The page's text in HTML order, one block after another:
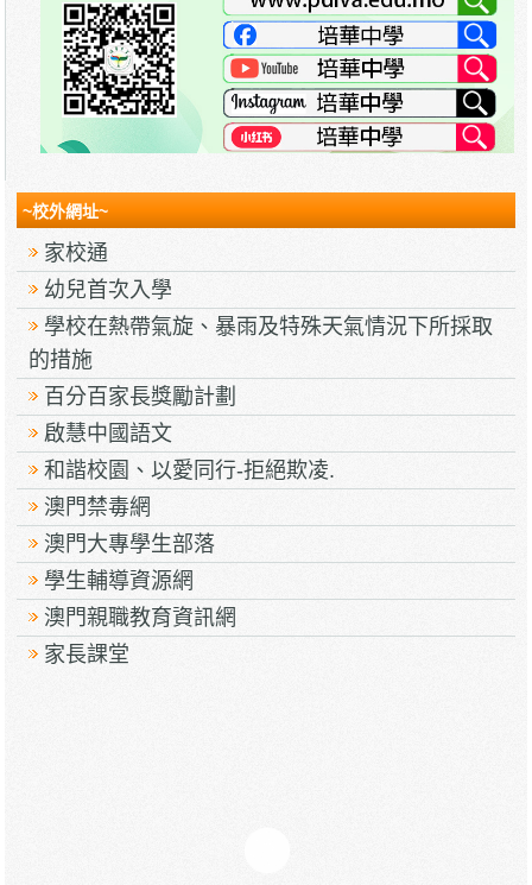
~校外網址~
家校通
幼兒首次入學
學校在熱帶氣旋、暴雨及特殊天氣情況下所採取
的措施
百分百家長獎勵計劃
啟慧中國語文
和諧校園、以愛同行-拒絕欺凌.
澳門禁毒網
澳門大專學生部落
學生輔導資源網
澳門親職教育資訊網
家長課堂